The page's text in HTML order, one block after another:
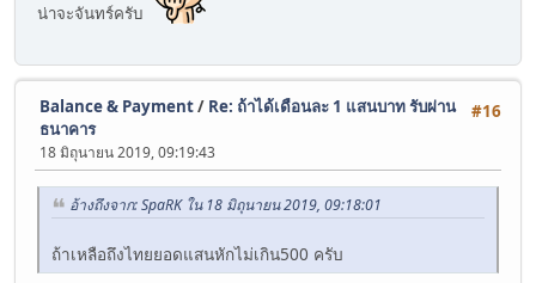
น่าจะจันทร์ครับ
#16
Balance & Payment/ Re: ถ้าได้เดือนละ 1 แสนบาท รับผ่าน
ธนาคาร
18 มิถุนายน 2019, 09:19:43
อ้างถึงจาก: SpaRK ใน 18 มิถุนายน 2019, 09:18:01
ถ้าเหลือถึงไทยยอดแสนหักไม่เกิน500 ครับ